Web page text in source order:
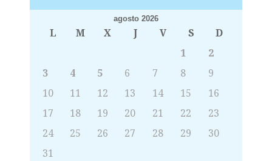
agosto 2026
L M X J V S
D
1
2
3
4 5 6 7 8
9
10
11 12 13 14 15
16
17
18 19 20 21 22
23
24
25 26 27 28 29
30
31